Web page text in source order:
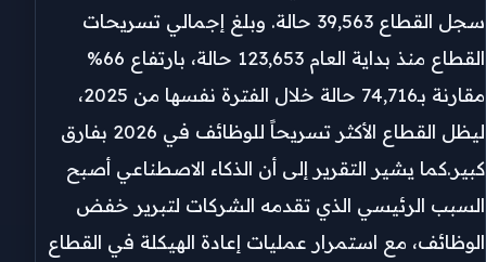
سجل القطاع 39,563 حالة. وبلغ إجمالي تسريحات
القطاع منذ بداية العام 123,653 حالة، بارتفاع 66%
مقارنة بـ74,716 حالة خلال الفترة نفسها من 2025،
ليظل القطاع الأكثر تسريحاً للوظائف في 2026 بفارق
كبير.كما يشير التقرير إلى أن الذكاء الاصطناعي أصبح
السبب الرئيسي الذي تقدمه الشركات لتبرير خفض
الوظائف، مع استمرار عمليات إعادة الهيكلة في القطاع